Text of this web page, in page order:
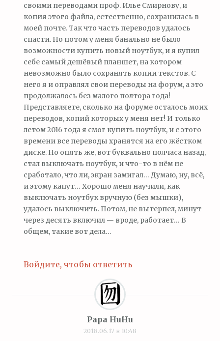
своими переводами проф. Илье Смирнову, и
копия этого файла, естественно, сохранилась в
моей почте. Так что часть переводов удалось
спасти. Но потом у меня банально не было
возможности купить новый ноутбук, и я купил
себе самый дешёвый планшет, на котором
невозможно было сохранять копии текстов. С
него я и оправлял свои переводы на форум, а это
продолжалось без малого полтора года!
Представляете, сколько на форуме осталось моих
переводов, копий которых у меня нет! И только
летом 2016 года я смог купить ноутбук, и с этого
времени все переводы хранятся на его жёстком
диске. Но опять же, вот буквально полчаса назад,
стал выключать ноутбук, и что-то в нём не
сработало, что ли, экран замигал… Думаю, ну, всё,
и этому капут… Хорошо меня научили, как
выключать ноутбук вручную (без мышки),
удалось выключить. Потом, не вытерпел, минут
через десять включил — вроде, работает… В
общем, такие вот дела…
Войдите, чтобы ответить
Papa HuHu
2018.06.17 в 10:48